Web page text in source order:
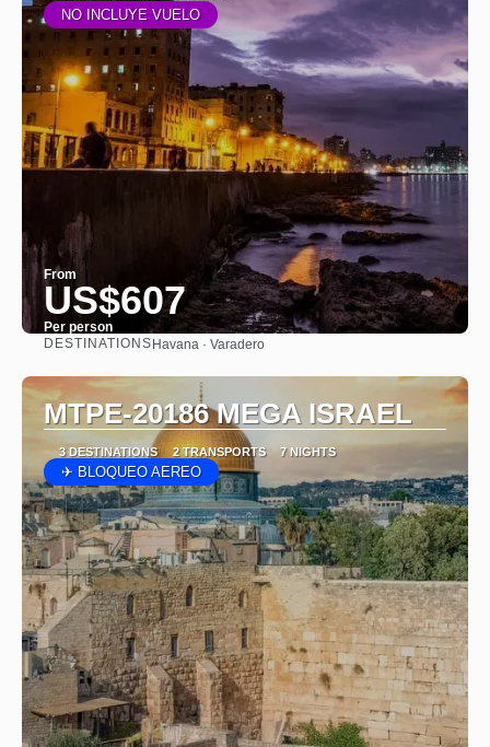
NO INCLUYE VUELO
From
US$607
Per person
DESTINATIONSHavana · Varadero
MTPE-20186 MEGA ISRAEL
3 DESTINATIONS 2 TRANSPORTS 7 NIGHTS
✈ BLOQUEO AEREO